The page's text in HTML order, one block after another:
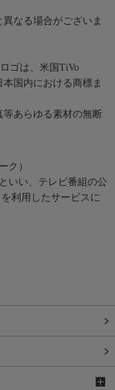
なる場合がございま
ゴは、米国TiVo
国内における商標ま
等あらゆる素材の無断
ク）
いい、テレビ番組の公
利用したサービスに